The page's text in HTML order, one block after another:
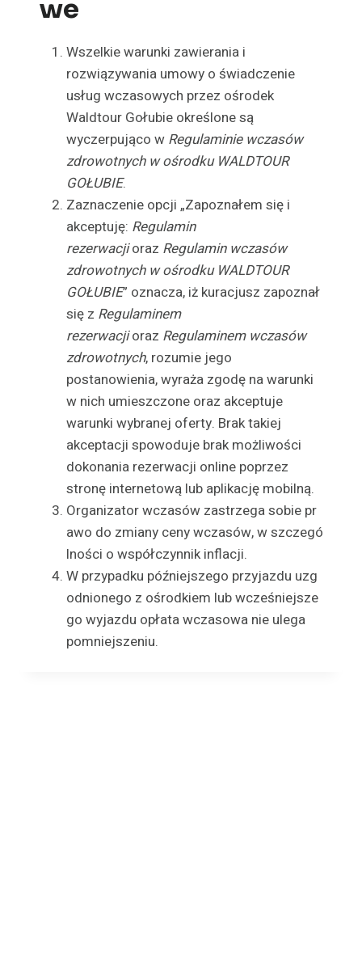
we
Wszelkie warunki zawierania i
rozwiązywania umowy o świadczenie
usług wczasowych przez ośrodek
Waldtour Gołubie określone są
wyczerpująco w Regulaminie wczasów
zdrowotnych w ośrodku WALDTOUR
GOŁUBIE.
Zaznaczenie opcji „Zapoznałem się i
akceptuję: Regulamin
rezerwacjioraz Regulamin wczasów
zdrowotnych w ośrodku WALDTOUR
GOŁUBIE” oznacza, iż kuracjusz zapoznał
się z Regulaminem
rezerwacjioraz Regulaminem wczasów
zdrowotnych, rozumie jego
postanowienia, wyraża zgodę na warunki
w nich umieszczone oraz akceptuje
warunki wybranej oferty. Brak takiej
akceptacji spowoduje brak możliwości
dokonania rezerwacji online poprzez
stronę internetową lub aplikację mobilną.
Organizator wczasów zastrzega sobie pr
awo do zmiany ceny wczasów, w szczegó
lności o współczynnik inflacji.
W przypadku późniejszego przyjazdu uzg
odnionego z ośrodkiem lub wcześniejsze
go wyjazdu opłata wczasowa nie ulega
pomniejszeniu.